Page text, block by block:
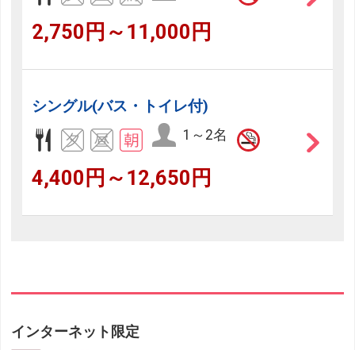
2,750円～11,000円
シングル(バス・トイレ付)
1～2名
4,400円～12,650円
インターネット限定